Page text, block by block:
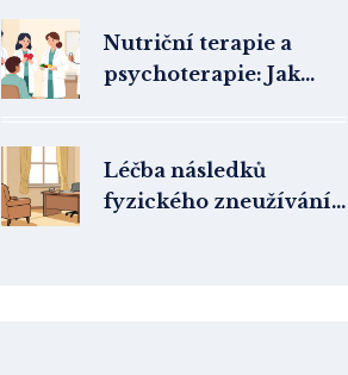
pomáhá při hraniční
poruše osobnosti
Nutriční terapie a
psychoterapie: Jak
poruchách příjmu
potravy
Léčba následků
fyzického zneužívání: